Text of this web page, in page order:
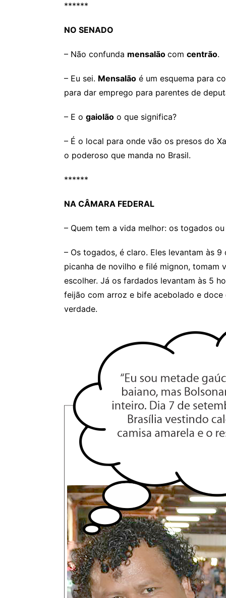
******
NO SENADO
– Não confunda mensalão com centrão.
– Eu sei. Mensalão é um esquema para
para dar emprego para parentes de
– E o gaiolão o que significa?
– É o local para onde vão os presos do
o poderoso que manda no Brasil.
******
NA CÂMARA FEDERAL
– Quem tem a vida melhor: os togados
– Os togados, é claro. Eles levantam às
picanha de novilho e filé mignon, tomam
escolher. Já os fardados levantam às 5
feijão com arroz e bife acebolado e
verdade.